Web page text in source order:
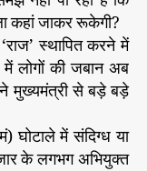
य
रा कहां जाकर रूकेगी?
स्थापित करने में
लोगों की जबान अब
मुख्यमंत्री से बड़े बड़े
घोटाले में संदिग्ध या
के लगभग अभियुक्त